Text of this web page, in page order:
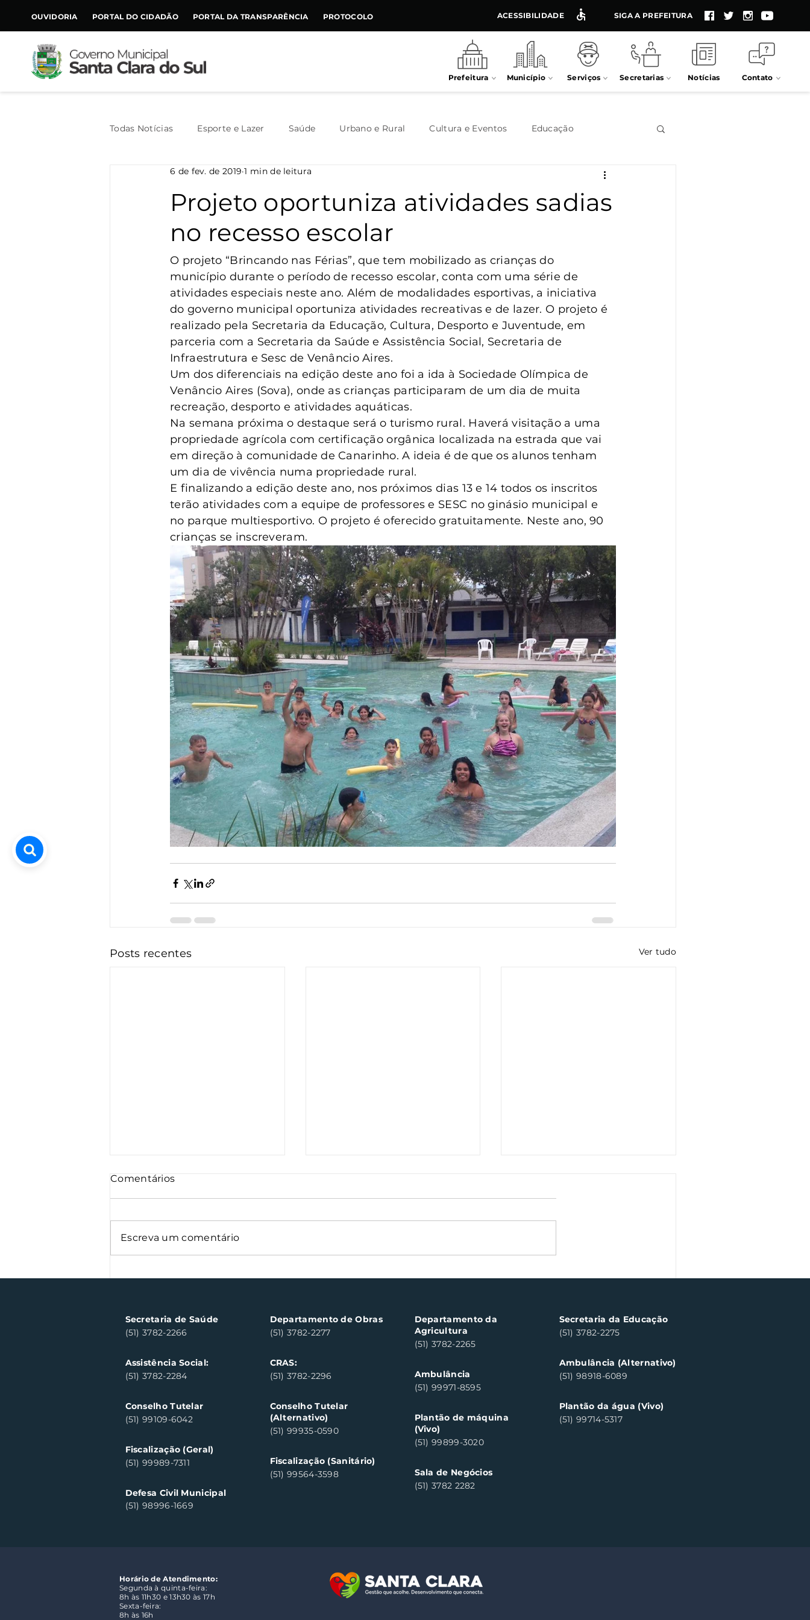
CONTEÚDO
OUVIDORIA PORTAL DO CIDADÃO PORTAL DA TRANSPARÊNCIA PROTOCOLO ACESSIBILIDADE SIGA A PREFEITURA
Prefeitura Município Serviços Secretarias Notícias Contato
Todas Notícias Esporte e Lazer Saúde Urbano e Rural Cultura e Eventos Educação
Assistência Social Geral Meio Ambiente
Destaque
Vigilância Turismo Santa Clara do Sul Conselho Tutelar
Projeto oportuniza atividades sadias
no recesso escolar
6 de fev. de 2019 1 min de leitura
O projeto “Brincando nas Férias”, que tem mobilizado as crianças do
município durante o período de recesso escolar, conta com uma série de
atividades especiais neste ano. Além de modalidades esportivas, a iniciativa
do governo municipal oportuniza atividades recreativas e de lazer. O projeto é
realizado pela Secretaria da Educação, Cultura, Desporto e Juventude, em
parceria com a Secretaria da Saúde e Assistência Social, Secretaria de
Infraestrutura e Sesc de Venâncio Aires.
Um dos diferenciais na edição deste ano foi a ida à Sociedade Olímpica de
Venâncio Aires (Sova), onde as crianças participaram de um dia de muita
recreação, desporto e atividades aquáticas.
Na semana próxima o destaque será o turismo rural. Haverá visitação a uma
propriedade agrícola com certificação orgânica localizada na estrada que vai
em direção à comunidade de Canarinho. A ideia é de que os alunos tenham
um dia de vivência numa propriedade rural.
E finalizando a edição deste ano, nos próximos dias 13 e 14 todos os inscritos
terão atividades com a equipe de professores e SESC no ginásio municipal e
no parque multiesportivo. O projeto é oferecido gratuitamente. Neste ano, 90
crianças se inscreveram.
Posts recentes Ver tudo
Clara do Sul
Clara do Sul
Comentários
Escreva um comentário
Secretaria de Saúde
(51) 3782-2266
Assistência Social:
(51) 3782-2284
Conselho Tutelar
(51) 99109-6042
Fiscalização (Geral)
(51) 99989-7311
Defesa Civil Municipal
(51) 98996-1669
Departamento de Obras
(51) 3782-2277
CRAS:
(51) 3782-2296
Conselho Tutelar
(Alternativo)
(51) 99935-0590
Fiscalização (Sanitário)
(51) 99564-3598
Departamento da
Agricultura
(51) 3782-2265
Ambulância
(51) 99971-8595
Plantão de máquina
(Vivo)
(51) 99899-3020
Sala de Negócios
(51) 3782 2282
Secretaria da Educação
(51) 3782-2275
Ambulância (Alternativo)
(51) 98918-6089
Plantão da água (Vivo)
(51) 99714-5317
Horário de Atendimento:
Segunda à quinta-feira:
8h às 11h30 e 13h30 às 17h
Sexta-feira:
8h às 16h